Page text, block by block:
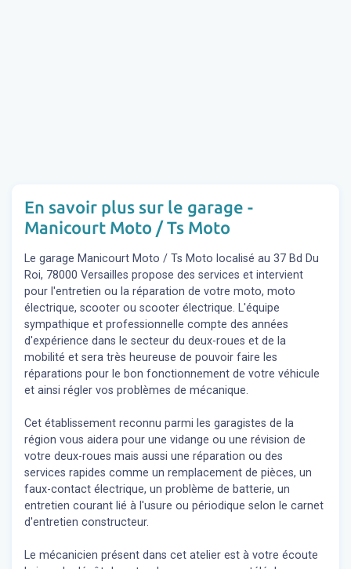
En savoir plus sur le garage -
Manicourt Moto / Ts Moto
Le garage Manicourt Moto / Ts Moto localisé au 37 Bd Du
Roi, 78000 Versailles propose des services et intervient
pour l'entretien ou la réparation de votre moto, moto
électrique, scooter ou scooter électrique. L'équipe
sympathique et professionnelle compte des années
d'expérience dans le secteur du deux-roues et de la
mobilité et sera très heureuse de pouvoir faire les
réparations pour le bon fonctionnement de votre véhicule
et ainsi régler vos problèmes de mécanique.
Cet établissement reconnu parmi les garagistes de la
région vous aidera pour une vidange ou une révision de
votre deux-roues mais aussi une réparation ou des
services rapides comme un remplacement de pièces, un
faux-contact électrique, un problème de batterie, un
entretien courant lié à l'usure ou périodique selon le carnet
d'entretien constructeur.
Le mécanicien présent dans cet atelier est à votre écoute